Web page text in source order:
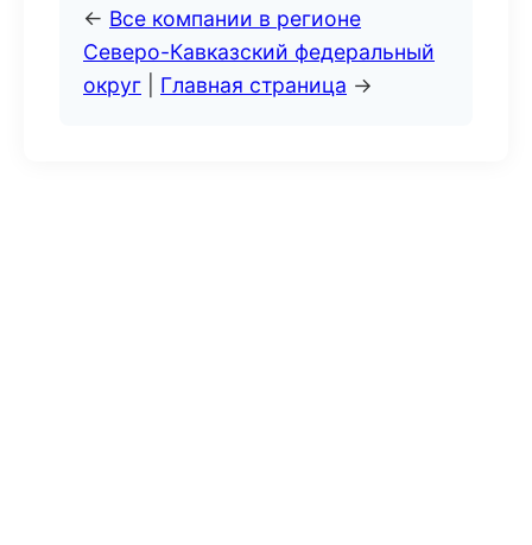
← Все компании в регионе
Северо-Кавказский федеральный
округ
Главная страница →